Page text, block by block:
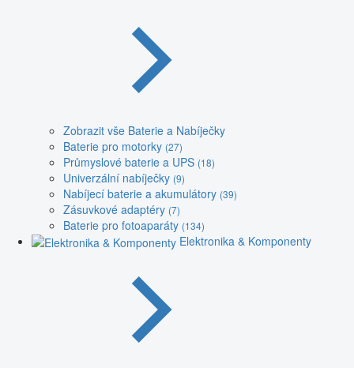
Zobrazit vše Baterie a Nabíječky
Baterie pro motorky (27)
Průmyslové baterie a UPS (18)
Univerzální nabíječky (9)
Nabíjecí baterie a akumulátory (39)
Zásuvkové adaptéry (7)
Baterie pro fotoaparáty (134)
Elektronika & Komponenty